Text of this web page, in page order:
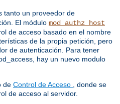
tanto un proveedor de
El módulo mod_authz_host
de acceso basado en el nombre
de la propia petición, pero
de autenticación. Para tener
hay un nuevo modulo
de Control de Acceso
, donde se
de acceso al servidor.